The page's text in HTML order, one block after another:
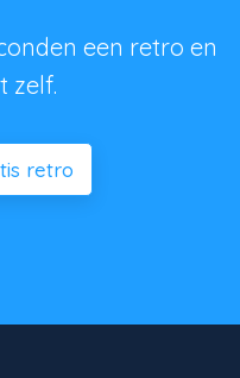
een retro en
zelf.
retro